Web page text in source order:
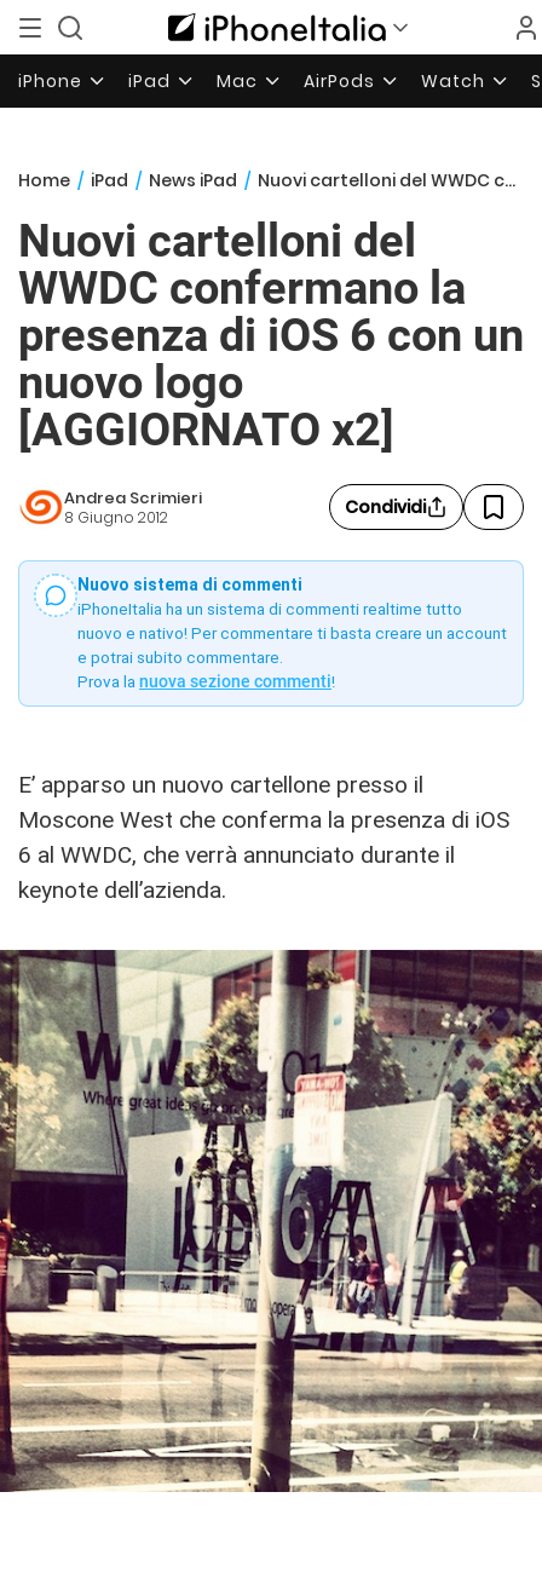
iPhone iPad Mac AirPods Watch
Home / iPad / News iPad / Nuovi cartelloni del WWDC confermano la presenza di iOS 6 con un nuovo logo [AGGIORNATO x2]
Nuovi cartelloni del
WWDC confermano la
presenza di iOS 6 con un
nuovo logo
[AGGIORNATO x2]
Andrea Scrimieri
8 Giugno 2012 Condividi
Nuovo sistema di commenti
iPhoneItalia ha un sistema di commenti realtime tutto
nuovo e nativo! Per commentare ti basta creare un account
e potrai subito commentare.
Prova la nuova sezione commenti!
E’ apparso un nuovo cartellone presso il
Moscone West che conferma la presenza di iOS
6 al WWDC, che verrà annunciato durante il
keynote dell’azienda.